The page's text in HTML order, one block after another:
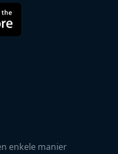
enkele manier